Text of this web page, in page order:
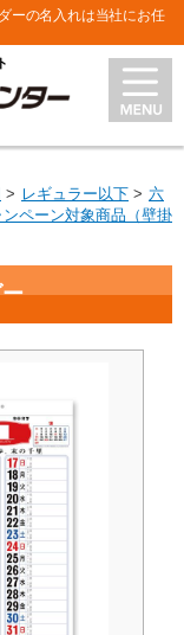
ーの名入れは当社にお任
レギュラー以下
六
ペーン対象商品（壁掛